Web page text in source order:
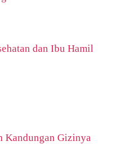
dan Ibu Hamil
Kandungan Gizinya